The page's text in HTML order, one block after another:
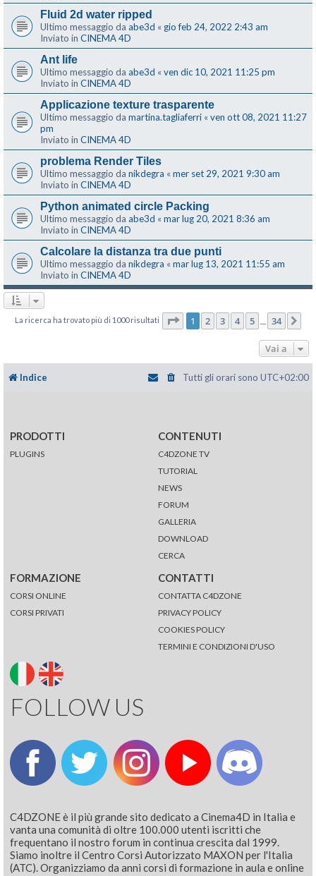
Fluid 2d water ripped
Ultimo messaggio da abe3d « gio feb 24, 2022 2:43 am
Inviato in CINEMA 4D
Ant life
Ultimo messaggio da abe3d « ven dic 10, 2021 11:25 pm
Inviato in CINEMA 4D
Applicazione texture trasparente
Ultimo messaggio da martina.tagliaferri « ven ott 08, 2021 11:27
pm
Inviato in CINEMA 4D
problema Render Tiles
Ultimo messaggio da nikdegra « mer set 29, 2021 9:30 am
Inviato in CINEMA 4D
Python animated circle Packing
Ultimo messaggio da abe3d « mar lug 20, 2021 8:36 am
Inviato in CINEMA 4D
Calcolare la distanza tra due punti
Ultimo messaggio da nikdegra « mar lug 13, 2021 11:55 am
Inviato in CINEMA 4D
La ricerca ha trovato più di 1000 risultati Pagina di 34
1 2 3 4 5 34
Vai a
Indice Tutti gli orari sono UTC+02:00
PRODOTTI
PLUGINS
CONTENUTI
C4DZONE TV
TUTORIAL
NEWS
FORUM
GALLERIA
DOWNLOAD
CERCA
FORMAZIONE
CORSI ONLINE
CORSI PRIVATI
CONTATTI
CONTATTA C4DZONE
PRIVACY POLICY
COOKIES POLICY
TERMINI E CONDIZIONI D'USO
FOLLOW US
C4DZONE è il più grande sito dedicato a Cinema4D in Italia e
vanta una comunità di oltre 100.000 utenti iscritti che
frequentano il nostro forum in continua crescita dal 1999.
Siamo inoltre il Centro Corsi Autorizzato MAXON per l'Italia
(ATC). Organizziamo da anni corsi di formazione in aula e online